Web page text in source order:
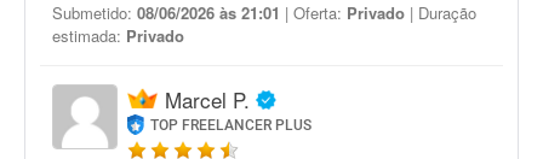
Submetido: 08/06/2026 às 21:01 | Oferta: Privado | Duração
estimada: Privado
Marcel P.
TOP FREELANCER PLUS